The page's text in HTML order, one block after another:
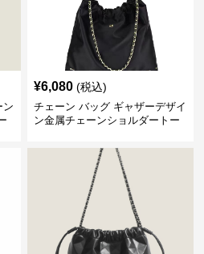
ン
¥6,080 (税込)
チェーン バッグ ギャザーデザイ
ン金属チェーンショルダートー